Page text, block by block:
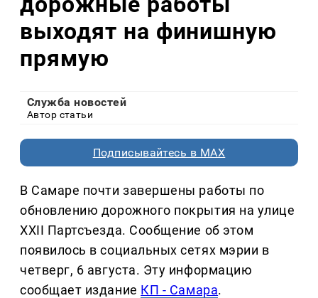
выходят на финишную
прямую
Служба новостей
Автор статьи
Подписывайтесь в MAX
В Самаре почти завершены работы по
обновлению дорожного покрытия на улице
XXII Партсъезда. Сообщение об этом
появилось в социальных сетях мэрии в
четверг, 6 августа. Эту информацию
сообщает издание КП - Самара.